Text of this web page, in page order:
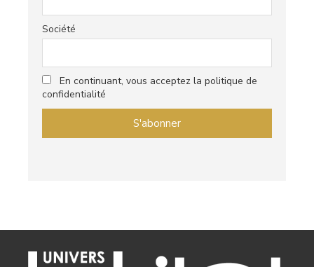
Société
En continuant, vous acceptez la politique de
confidentialité